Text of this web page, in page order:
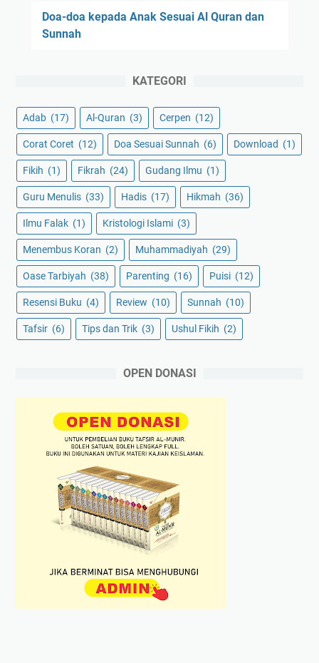
Doa-doa kepada Anak Sesuai Al Quran dan
Sunnah
KATEGORI
Adab (17) Al-Quran (3) Cerpen (12)
Corat Coret (12) Doa Sesuai Sunnah (6) Download (1)
Fikih (1) Fikrah (24) Gudang Ilmu (1)
Guru Menulis (33) Hadis (17) Hikmah (36)
Ilmu Falak (1) Kristologi Islami (3)
Menembus Koran (2) Muhammadiyah (29)
Oase Tarbiyah (38) Parenting (16) Puisi (12)
Resensi Buku (4) Review (10) Sunnah (10)
Tafsir (6) Tips dan Trik (3) Ushul Fikih (2)
OPEN DONASI